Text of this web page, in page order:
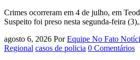
Crimes ocorreram em 4 de julho, em
Suspeito foi preso nesta segunda-feira
agosto 6, 2026 Por Equipe No Fato
Regional casos de policia 0 Comentários